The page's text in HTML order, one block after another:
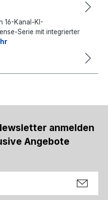
16-Kanal-KI-
Serie mit integrierter
anmelden
Angebote